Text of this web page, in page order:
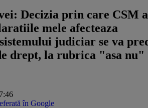
Decizia prin care CSM a
mele afecteaza
judiciar se va
drept, la rubrica "asa nu"
în Google